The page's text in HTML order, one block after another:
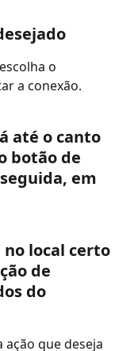
o
a conexão.
até o canto
botão de
em
no local certo
de
do
ação que deseja